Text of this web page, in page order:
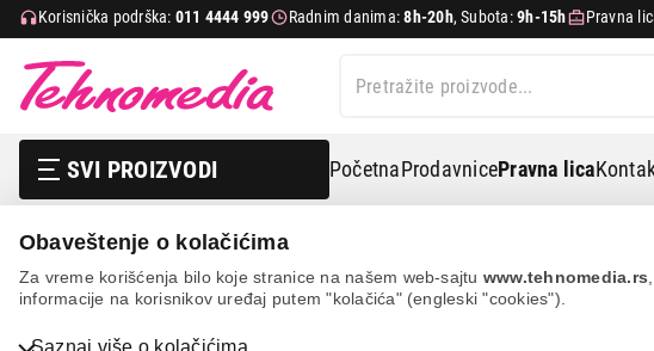
Obaveštenje o kolačićima
Za vreme korišćenja bilo koje stranice na našem web-sajtu www.tehnomedia.rs
informacije na korisnikov uređaj putem "kolačića" (engleski "cookies").
Korisnička podrška: 011 4444 999 Radnim danima:8h-20h, Subota:9h-15h Pravna
SVI PROIZVODI PočetnaProdavnicePravna lica
Bela tehnika Šporeti